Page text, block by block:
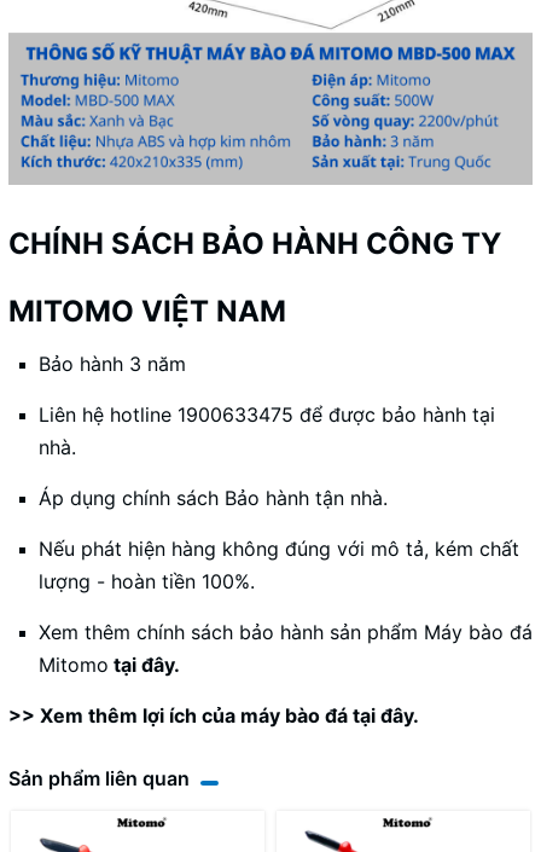
CHÍNH SÁCH BẢO HÀNH CÔNG TY
MITOMO VIỆT NAM
Bảo hành 3 năm
Liên hệ hotline 1900633475 để được bảo hành tại
nhà.
Áp dụng chính sách Bảo hành tận nhà.
Nếu phát hiện hàng không đúng với mô tả, kém chất
lượng - hoàn tiền 100%.
Xem thêm chính sách bảo hành sản phẩm Máy bào đá
Mitomo tại đây.
>> Xem thêm lợi ích của máy bào đá tại đây.
Sản phẩm liên quan